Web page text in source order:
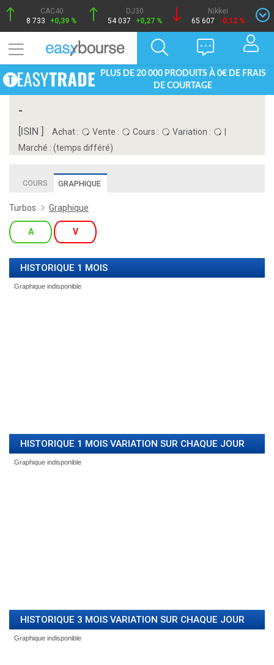
CAC40
8 733
+0,39 %
DJ30
54 037
+0,27 %
Nikkei
65 607
-0,12 %
PLUS DE 20 000 PRODUITS À 0€ DE FRAIS
DE COURTAGE
-
[ISIN ] Achat : Vente : Cours : Variation :
Marché : (temps différé)
COURS GRAPHIQUE
Turbos Graphique
A V
HISTORIQUE 1 MOIS
HISTORIQUE 1 MOIS VARIATION SUR CHAQUE JOUR
HISTORIQUE 3 MOIS VARIATION SUR CHAQUE JOUR